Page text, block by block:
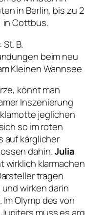
in Berlin, bis zu 2
in Cottbus.
B.
beim neu
Kleinen Wannsee
könnt man
Inszenierung
jeglichen
so im roten
auf kärglicher
dahin.Julia
wirklich klarmachen
tragen
wirken darin
Olymp des von